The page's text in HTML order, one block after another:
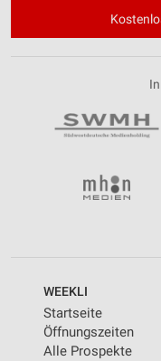
WEEKLI
Startseite
Öffnungszeiten
Alle Prospekte